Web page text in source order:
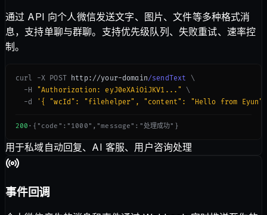
通过 API 向个人微信发送文字、图片、文件等多种格式消
息，支持单聊与群聊。支持优先级队列、失败重试、速率控
制。
curl -X POST http://your-domain/sendText
\
-H
"Authorization: eyJ0eXAiOiJKV1..." \
-d
'{ "wcId": "filehelper", "content": "Hello from
200 · {"code":"1000","message":"处理成功"}
用于私域自动回复、AI 客服、用户咨询处理
事件回调